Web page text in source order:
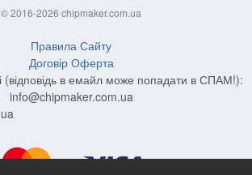
© 2016-2026 chipmaker.com.ua
Правила Сайту
Договір Оферта
(відповідь в емайл може попадати в СПАМ!):
info@chipmaker.com.ua